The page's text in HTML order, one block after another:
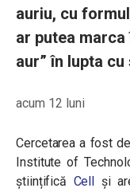
auriu, cu
ar putea
aur” în lupta
acum 12 luni
Cercetarea a fost
Institute of
științifică Cell și